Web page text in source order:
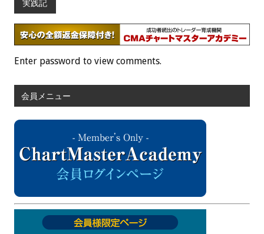
実践記
Enter password to view comments.
会員メニュー